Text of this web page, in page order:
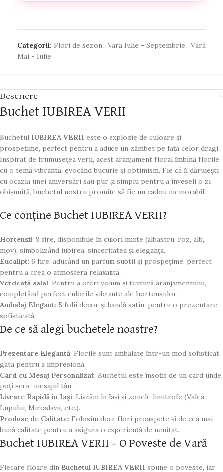
Categorii: Flori de sezon, Vară Iulie - Septembrie, Vară
Mai - Iulie
Descriere
Buchet IUBIREA VERII
Buchetul IUBIREA VERII este o explozie de culoare și
prospețime, perfect pentru a aduce un zâmbet pe fața celor dragi.
Inspirat de frumusețea verii, acest aranjament floral îmbină florile
cu o temă vibrantă, evocând bucurie și optimism. Fie că îl dăruiești
cu ocazia unei aniversări sau pur și simplu pentru a înveseli o zi
obișnuită, buchetul nostru promite să fie un cadou memorabil.
Ce conține Buchet IUBIREA VERII?
Hortensii: 9 fire, disponibile în culori mixte (albastru, roz, alb,
mov), simbolizând iubirea, sinceritatea și eleganța.
Eucalipt: 6 fire, aducând un parfum subtil și prospețime, perfect
pentru a crea o atmosferă relaxantă.
Verdeață salal: Pentru a oferi volum și textură aranjamentului,
completând perfect culorile vibrante ale hortensiilor.
Ambalaj Elegant: 5 folii decor și bandă satin, pentru o prezentare
sofisticată.
De ce să alegi buchetele noastre?
Prezentare Elegantă: Florile sunt ambalate într-un mod sofisticat,
gata pentru a impresiona.
Card cu Mesaj Personalizat: Buchetul este însoțit de un card unde
poți scrie mesajul tău.
Livrare Rapidă în Iași: Livrăm în Iași și zonele limitrofe (Valea
Lupului, Miroslava, etc.).
Produse de Calitate: Folosim doar flori proaspete și de cea mai
bună calitate pentru a asigura o experiență de neuitat.
Buchet IUBIREA VERII – O Poveste de Vară
Fiecare floare din Buchetul IUBIREA VERII spune o poveste, iar